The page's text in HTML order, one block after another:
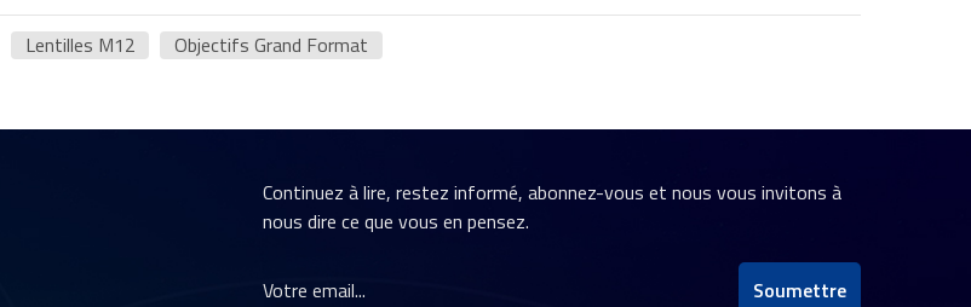
Lentilles M12 Objectifs Grand Format
Continuez à lire, restez informé, abonnez-vous et nous vous invitons à
nous dire ce que vous en pensez.
Soumettre